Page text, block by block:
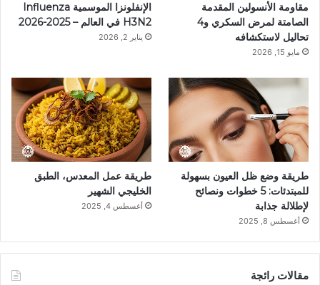
م
مقاومة الأنسولين المقدمة
الصامتة لمرض السكري و4
تحاليل لاستكشافه
مايو 15, 2026
الإنفلونزا الموسمية Influenza
H3N2 في العالم – 2025-2026
يناير 2, 2026
طريقة وضع ظل العيون بسهولة
للمبتدئات: 5 خطوات ونصائح
لإطلالة جذابة
أغسطس 8, 2025
طريقة عمل المعدس، الطبق
الخليجي الشهير
أغسطس 4, 2025
مقالات رائجة